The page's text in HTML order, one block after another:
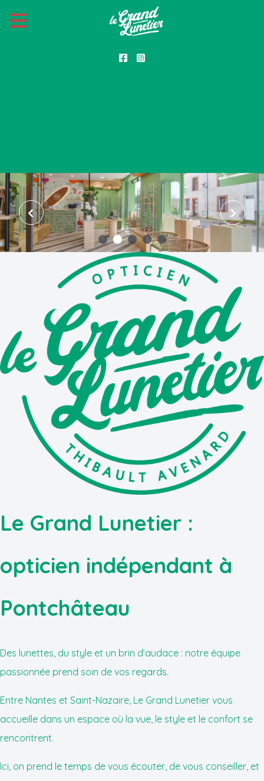
Le Grand Lunetier :
opticien indépendant à
Pontchâteau
Des lunettes, du style et un brin d’audace : notre équipe
passionnée prend soin de vos regards.
Entre Nantes et Saint-Nazaire, Le Grand Lunetier vous
accueille dans un espace où la vue, le style et le confort se
rencontrent.
Ici, on prend le temps de vous écouter, de vous conseiller, et